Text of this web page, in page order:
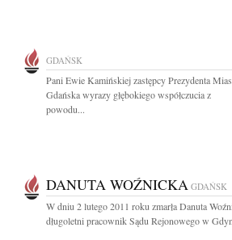
GDAŃSK
Pani Ewie Kamińskiej zastępcy Prezydenta
Gdańska wyrazy głębokiego współczucia z
powodu...
DANUTA WOŹNICKA GDAŃSK
W dniu 2 lutego 2011 roku zmarła Danuta
długoletni pracownik Sądu Rejonowego w